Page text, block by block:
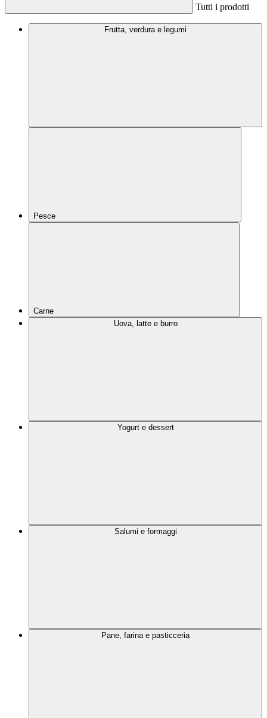
Tutti i prodotti
Frutta, verdura e legumi
Pesce
Carne
Uova, latte e burro
Yogurt e dessert
Salumi e formaggi
Pane, farina e pasticceria